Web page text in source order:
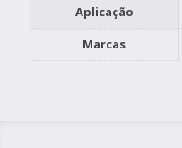
Aplicação
Marcas